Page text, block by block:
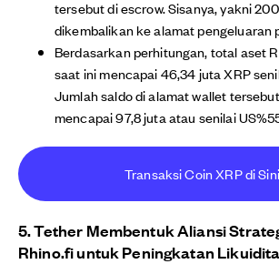
tersebut di escrow. Sisanya, yakni
dikembalikan ke alamat pengeluaran
Berdasarkan perhitungan, total aset
saat ini mencapai 46,34 juta XRP
Jumlah saldo di alamat wallet
mencapai 97,8 juta atau senilai
Transaksi Coin XRP di
5. Tether Membentuk Aliansi
Rhino.fi untuk Peningkatan